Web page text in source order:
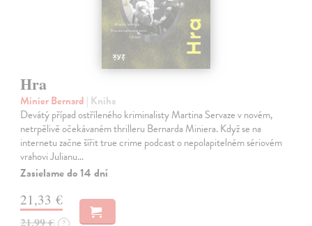
Hra
Minier Bernard | Kniha
Devátý případ ostříleného kriminalisty Martina Servaze v novém,
netrpělivě očekávaném thrilleru Bernarda Miniera. Když se na
internetu začne šířit true crime podcast o nepolapitelném sériovém
vrahovi Julianu…
Zasielame do 14 dní
21,33 €
21,99 € ?